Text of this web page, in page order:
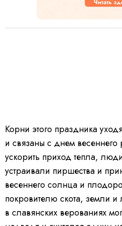
Корни этого праздника
и связаны с днем
ускорить приход тепла,
устраивали пиршества и
весеннего солнца и
покровителю скота, земли
в славянских верованиях